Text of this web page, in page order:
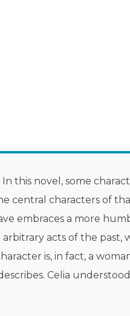
this novel, some
central characters of
embraces a more
arbitrary acts of the
is, in fact, a
Celia